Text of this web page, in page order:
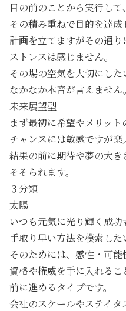
目の前のことから実行して、
その積み重ねで目的を達成
計画を立てますがその通り
ストレスは感じません。
その場の空気を大切にした
なかなか本音が言えません。
未来展望型
まず最初に希望やメリット
チャンスには敏感ですが楽
結果の前に期待や夢の大
そそられます。
３分類
太陽
いつも元気に光り輝く成
手取り早い方法を模索した
そのためには、感性・可能
資格や権威を手に入れるこ
前に進めるタイプです。
会社のスケールやステイタ